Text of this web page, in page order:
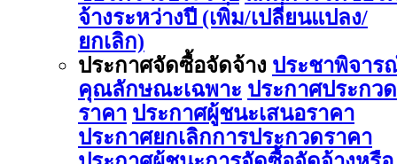
จ้างระหว่างปี (เพิ่ม/เปลี่ยนแปลง/
ยกเลิก)
ประกาศจัดซื้อจัดจ้าง ประชาพิจาร
คุณลักษณะเฉพาะ ประกาศประกวด
ราคา ประกาศผู้ชนะเสนอราคา
ประกาศยกเลิกการประกวดราคา